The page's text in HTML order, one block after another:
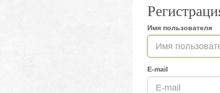
Имя пользователя
E-mail